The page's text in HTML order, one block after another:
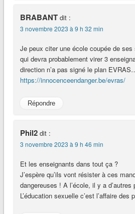
BRABANT dit :
3 novembre 2023 à 9 h 32 min
Je peux citer une école coupée de ses
qui devra probablement virer 3
direction n’a pas signé le plan
https://innocenceendanger.be/evras/
Répondre
Phil2 dit :
3 novembre 2023 à 9 h 46 min
Et les enseignants dans tout ça ?
J’espère qu’ils vont résister à ces
dangereuses ! A l’école, il y a d’autres
L’éducation sexuelle c’est l’affaire des